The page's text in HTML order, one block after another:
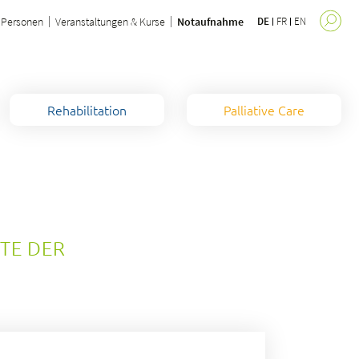
Personen Veranstaltungen & Kurse Notaufnahme DE FR EN
Rehabilitation Palliative Care
DER